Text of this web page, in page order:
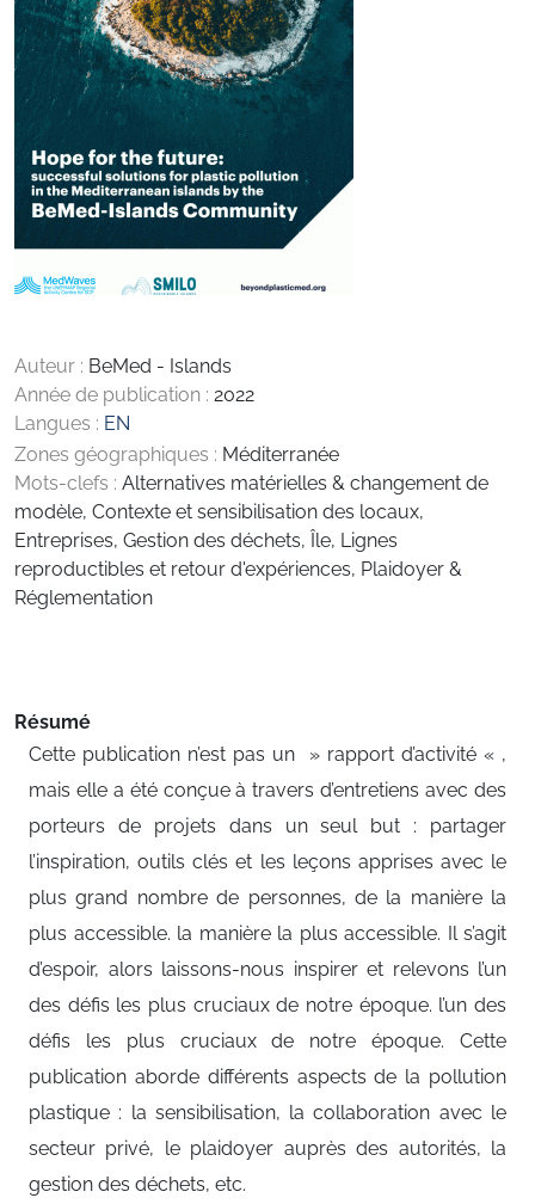
Auteur : BeMed - Islands
Année de publication : 2022
Langues : EN
Zones géographiques : Méditerranée
Mots-clefs : Alternatives matérielles & changement de
modèle, Contexte et sensibilisation des locaux,
Entreprises, Gestion des déchets, Île, Lignes
reproductibles et retour d'expériences, Plaidoyer &
Réglementation
Résumé
Cette publication n’est pas un » rapport d’activité « ,
mais elle a été conçue à travers d’entretiens avec des
porteurs de projets dans un seul but : partager
l’inspiration, outils clés et les leçons apprises avec le
plus grand nombre de personnes, de la manière la
plus accessible. la manière la plus accessible. Il s’agit
d’espoir, alors laissons-nous inspirer et relevons l’un
des défis les plus cruciaux de notre époque. l’un des
défis les plus cruciaux de notre époque. Cette
publication aborde différents aspects de la pollution
plastique : la sensibilisation, la collaboration avec le
secteur privé, le plaidoyer auprès des autorités, la
gestion des déchets, etc.